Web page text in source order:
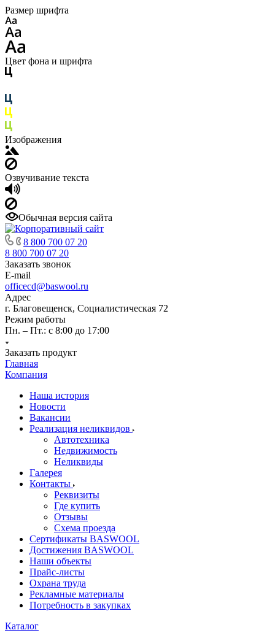
Размер шрифта
Цвет фона и шрифта
Изображения
Озвучивание текста
Обычная версия сайта
8 800 700 07 20
8 800 700 07 20
Заказать звонок
E-mail
officecd@baswool.ru
Адрес
г. Благовещенск, Социалистическая 72
Режим работы
Пн. – Пт.: с 8:00 до 17:00
Заказать продукт
Главная
Компания
Наша история
Новости
Вакансии
Реализация неликвидов
Автотехника
Недвижимость
Неликвиды
Галерея
Контакты
Реквизиты
Где купить
Отзывы
Схема проезда
Сертификаты BASWOOL
Достижения BASWOOL
Наши объекты
Прайс-листы
Охрана труда
Рекламные материалы
Потребность в закупках
Каталог